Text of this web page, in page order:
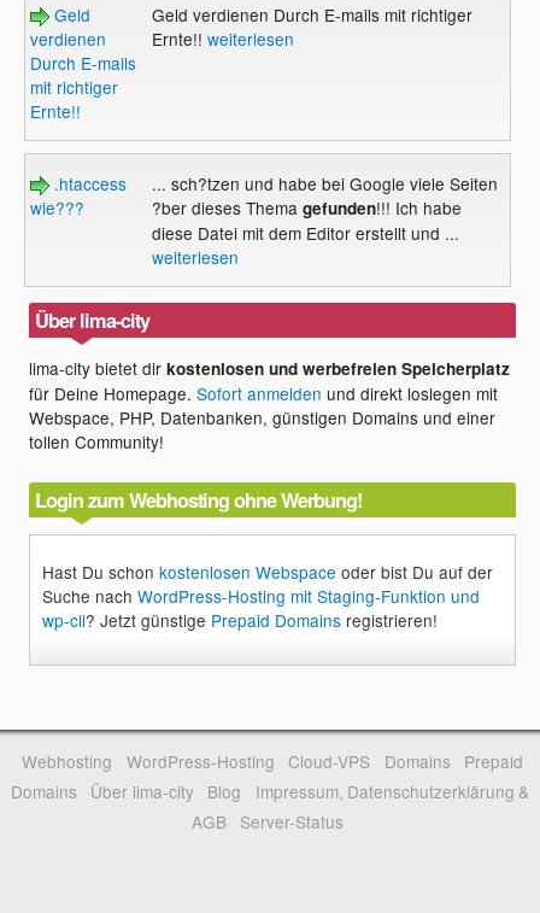
Geld
verdienen
Durch E-mails
mit richtiger
Ernte!!
Geld verdienen Durch E-mails mit richtiger
Ernte!! weiterlesen
.htaccess
wie???
... sch?tzen und habe bei Google viele Seiten
?ber dieses Thema gefunden!!! Ich habe
diese Datei mit dem Editor erstellt und ...
weiterlesen
Über lima-city
lima-city bietet dirkostenlosen und werbefreien Speicherplatz
für Deine Homepage.Sofort anmelden und direkt loslegen mit
Webspace, PHP, Datenbanken, günstigen Domains und einer
tollen Community!
Login zum Webhosting ohne Werbung!
Hast Du schonkostenlosen Webspace oder bist Du auf der
Suche nachWordPress-Hosting mit Staging-Funktion und
wp-cli? Jetzt günstige Prepaid Domains registrieren!
Webhosting WordPress-Hosting Cloud-VPS Domains
Prepaid
Domains
Über lima-city Blog
Impressum, Datenschutzerklärung &
AGB
Server-Status